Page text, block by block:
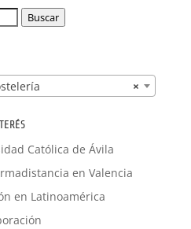
Buscar
×
Católica de Ávila
en Valencia
en Latinoamérica